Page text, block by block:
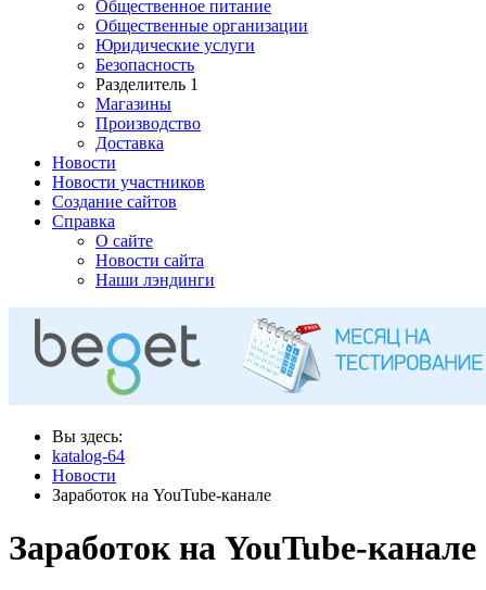
Общественное питание
Общественные организации
Юридические услуги
Безопасность
Разделитель 1
Магазины
Производство
Доставка
Новости
Новости участников
Создание сайтов
Справка
О сайте
Новости сайта
Наши лэндинги
Вы здесь:
katalog-64
Новости
Заработок на YouTube-канале
Заработок на YouTube-канале